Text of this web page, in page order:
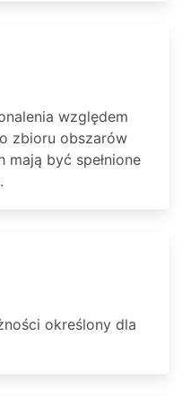
względem
zbioru obszarów
być spełnione
określony dla